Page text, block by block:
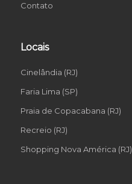
Contato
Locais
Cinelândia (RJ)
Faria Lima (SP)
Praia de Copacabana (RJ)
Recreio (RJ)
Shopping Nova América (RJ)